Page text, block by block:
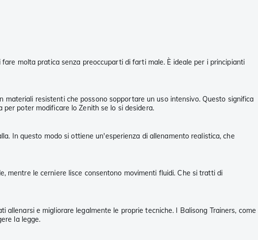
molta pratica senza preoccuparti di farti male. È ideale per i principianti
resistenti che possono sopportare un uso intensivo. Questo significa
poter modificare lo Zenith se lo si desidera.
In questo modo si ottiene un'esperienza di allenamento realistica, che
mentre le cerniere lisce consentono movimenti fluidi. Che si tratti di
e migliorare legalmente le proprie tecniche. I Balisong Trainers, come
la legge.